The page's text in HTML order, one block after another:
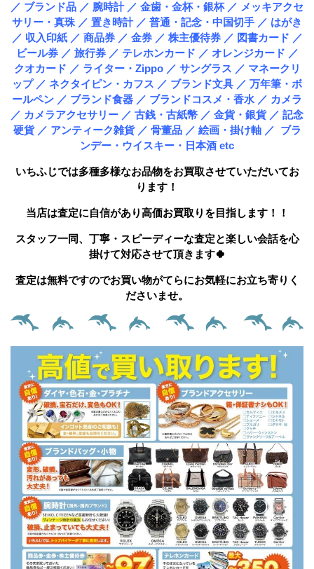
／ ブランド品 ／ 腕時計 ／ 金歯・金杯・銀杯 ／ メッキアクセ
サリー・真珠 ／ 置き時計 ／ 普通・記念・中国切手 ／ はがき
／ 収入印紙 ／ 商品券 ／ 金券 ／ 株主優待券 ／ 図書カード ／
ビール券 ／ 旅行券 ／ テレホンカード ／ オレンジカード ／
クオカード ／ ライター・Zippo ／ サングラス ／ マネークリ
ップ ／ ネクタイピン・カフス ／ ブランド文具 ／ 万年筆・ボ
ールペン ／ ブランド食器 ／ ブランドコスメ・香水 ／ カメラ
／ カメラアクセサリー ／ 古銭・古紙幣 ／ 金貨・銀貨 ／ 記念
硬貨 ／ アンティーク雑貨 ／ 骨董品 ／ 絵画・掛け軸 ／ ブラ
ンデー・ウイスキー・日本酒 etc
いちふじでは多種多様なお品物をお買取させていただいてお
ります！
当店は査定に自信があり高価お買取りを目指します！！
スタッフ一同、丁寧・スピーディーな査定と楽しい会話を心
掛けて対応させて頂きます🍀
査定は無料ですのでお買い物がてらにお気軽にお立ち寄りく
ださいませ。